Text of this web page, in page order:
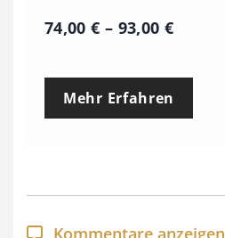
74,00€ – 93,00 €P
e
p
a
Mehr Erfahren
Kommentare anzeigen